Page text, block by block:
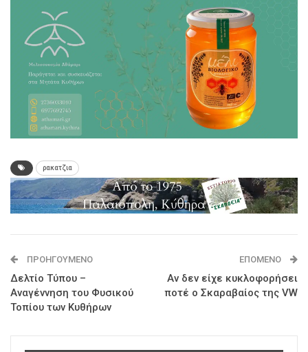
ρακατζια
ΠΡΟΗΓΟΎΜΕΝΟ
Δελτίο Τύπου –
Αναγέννηση του Φυσικού
Τοπίου των Κυθήρων
ΕΠΌΜΕΝΟ
Αν δεν είχε κυκλοφορήσει
ποτέ ο Σκαραβαίος της VW